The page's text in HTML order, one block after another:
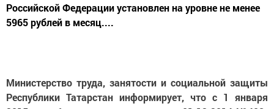
Российской Федерации установлен на уровне не менее
5965 рублей в месяц....
Министерство труда, занятости и социальной защиты
Республики Татарстан информирует, что с 1 января